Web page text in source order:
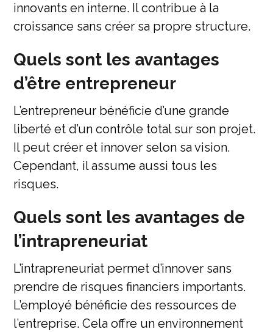
innovants en interne. Il contribue à la
croissance sans créer sa propre structure.
Quels sont les avantages
d’être entrepreneur
L’entrepreneur bénéficie d’une grande
liberté et d’un contrôle total sur son projet.
Il peut créer et innover selon sa vision.
Cependant, il assume aussi tous les
risques.
Quels sont les avantages de
l’intrapreneuriat
L’intrapreneuriat permet d’innover sans
prendre de risques financiers importants.
L’employé bénéficie des ressources de
l’entreprise. Cela offre un environnement